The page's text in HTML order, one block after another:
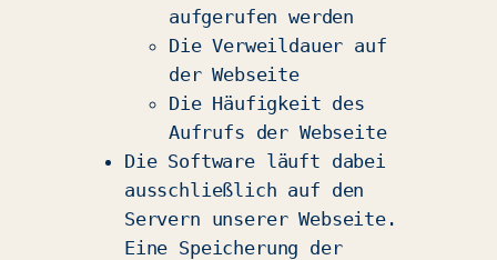
aufgerufen werden
Die Verweildauer auf
der Webseite
Die Häufigkeit des
Aufrufs der Webseite
Die Software läuft dabei
ausschließlich auf den
Servern unserer Webseite.
Eine Speicherung der